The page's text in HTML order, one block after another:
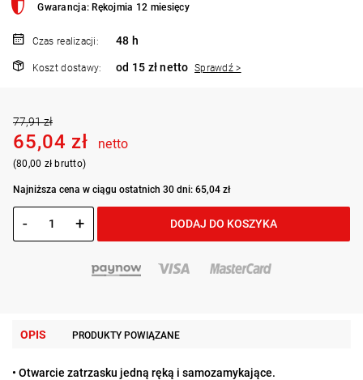
Gwarancja: Rękojmia 12 miesięcy
Czas realizacji: 48 h
Koszt dostawy: od 15 zł netto Sprawdź >
77,91 zł
65,04 zł netto
(80,00 zł brutto)
Najniższa cena w ciągu ostatnich 30 dni: 65,04 zł
- + DODAJ DO KOSZYKA
OPIS PRODUKTY POWIĄZANE
• Otwarcie zatrzasku jedną ręką i samozamykające.